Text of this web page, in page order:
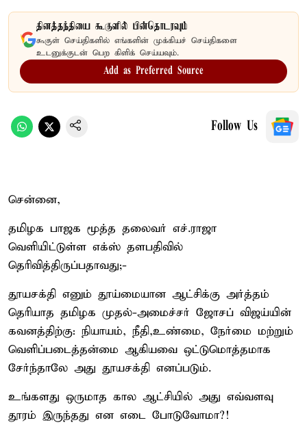
தினத்தந்தியை கூகுளில் பின்தொடரவும்
கூகுள் செய்திகளில் எங்களின் முக்கியச் செய்திகளை
உடனுக்குடன் பெற கிளிக் செய்யவும்.
Add as Preferred Source
Follow Us
சென்னை,
தமிழக பாஜக மூத்த தலைவர் எச்.ராஜா
வெளியிட்டுள்ள எக்ஸ் தளபதிவில்
தெரிவித்திருப்பதாவது;-
தூயசக்தி எனும் தூய்மையான ஆட்சிக்கு அர்த்தம்
தெரியாத தமிழக முதல்-அமைச்சர் ஜோசப் விஜய்யின்
கவனத்திற்கு: நியாயம், நீதி,உண்மை, நேர்மை மற்றும்
வெளிப்படைத்தன்மை ஆகியவை ஒட்டுமொத்தமாக
சேர்ந்தாலே அது தூயசக்தி எனப்படும்.
உங்களது ஒருமாத கால ஆட்சியில் அது எவ்வளவு
தூரம் இருந்தது என எடை போடுவோமா?!